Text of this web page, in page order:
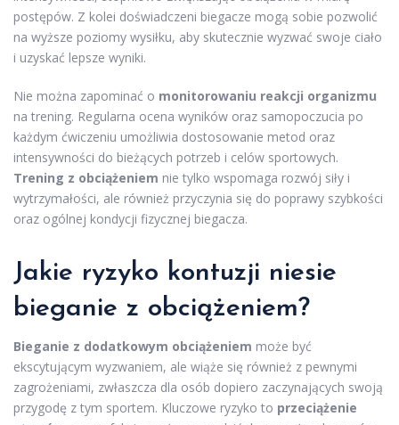
postępów. Z kolei doświadczeni biegacze mogą sobie pozwolić
na wyższe poziomy wysiłku, aby skutecznie wyzwać swoje ciało
i uzyskać lepsze wyniki.
Nie można zapominać o monitorowaniu reakcji organizmu
na trening. Regularna ocena wyników oraz samopoczucia po
każdym ćwiczeniu umożliwia dostosowanie metod oraz
intensywności do bieżących potrzeb i celów sportowych.
Trening z obciążeniem nie tylko wspomaga rozwój siły i
wytrzymałości, ale również przyczynia się do poprawy szybkości
oraz ogólnej kondycji fizycznej biegacza.
Jakie ryzyko kontuzji niesie
bieganie z obciążeniem?
Bieganie z dodatkowym obciążeniem może być
ekscytującym wyzwaniem, ale wiąże się również z pewnymi
zagrożeniami, zwłaszcza dla osób dopiero zaczynających swoją
przygodę z tym sportem. Kluczowe ryzyko to przeciążenie